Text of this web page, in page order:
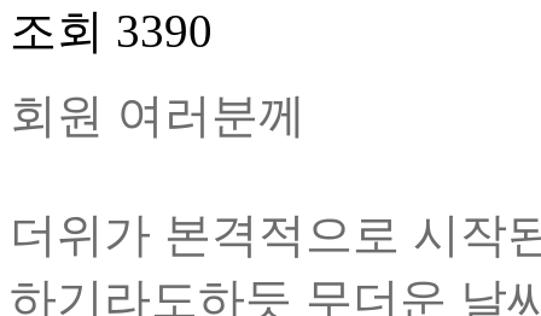
조회 3390
회원 여러분께
더위가 본격적으로 시작
하기라도하듯 무더운 날